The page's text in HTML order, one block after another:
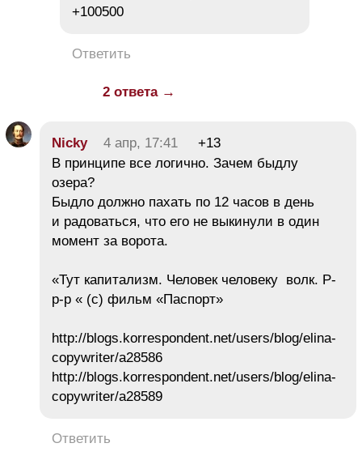
+100500
Ответить
2 ответа →
Nicky 4 апр, 17:41
+13
В принципе все логично. Зачем быдлу
озера?
Быдло должно пахать по 12 часов в день
и радоваться, что его не выкинули в один
момент за ворота.
«Тут капитализм. Человек человеку волк. Р-
р-р « (с) фильм «Паспорт»
http://blogs.korrespondent.net/users/blog/elina-
copywriter/a28586
http://blogs.korrespondent.net/users/blog/elina-
copywriter/a28589
Ответить